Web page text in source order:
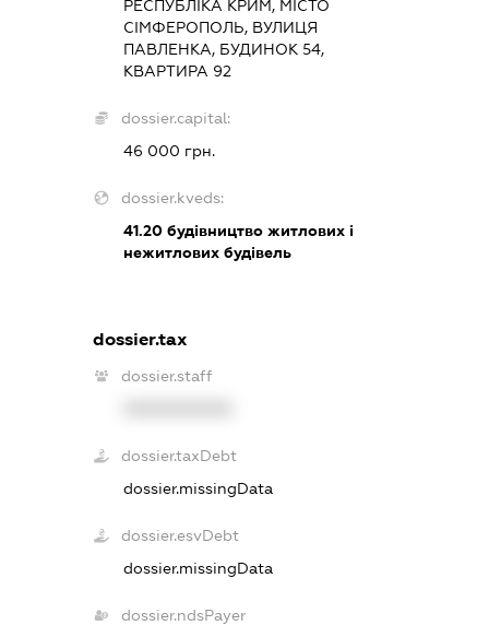
РЕСПУБЛІКА КРИМ, МІСТО
СІМФЕРОПОЛЬ, ВУЛИЦЯ
ПАВЛЕНКА, БУДИНОК 54,
КВАРТИРА 92
dossier.capital:
46 000 грн.
dossier.kveds:
41.20 будівництво житлових і
нежитлових будівель
dossier.tax
dossier.staff
dossier.taxDebt
dossier.missingData
dossier.esvDebt
dossier.missingData
dossier.ndsPayer